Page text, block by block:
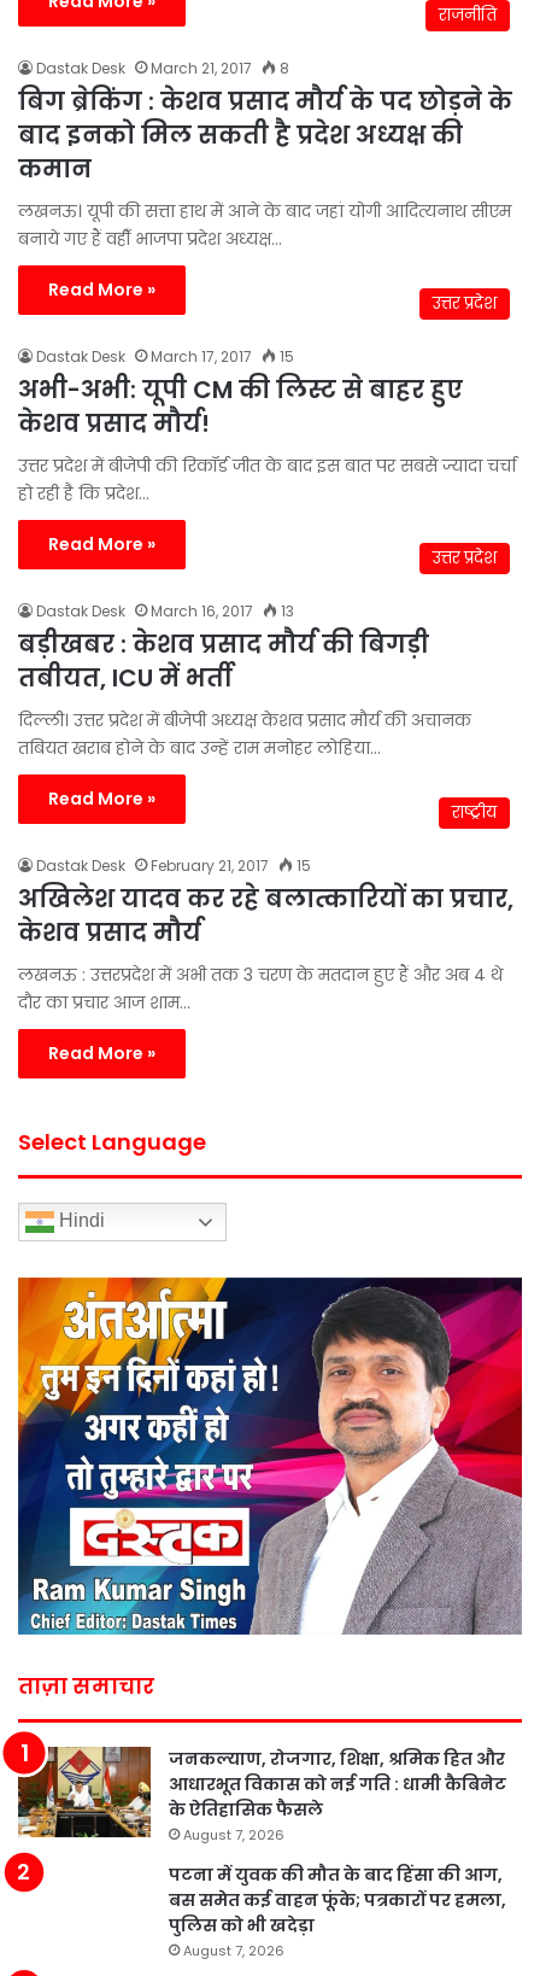
राजनीति
Dastak Desk March 21, 2017 8
बिग ब्रेकिंग : केशव प्रसाद मौर्य के पद छोड़ने के
बाद इनको मिल सकती है प्रदेश अध्यक्ष की
कमान
लखनऊ। यूपी की सत्ता हाथ में आने के बाद जहां योगी आदित्यनाथ सीएम
बनाये गए हैं वहीँ भाजपा प्रदेश अध्यक्ष…
Read More »
उत्तर प्रदेश
Dastak Desk March 17, 2017 15
अभी-अभी: यूपी CM की लिस्ट से बाहर हुए
केशव प्रसाद मौर्य!
उत्तर प्रदेश में बीजेपी की रिकॉर्ड जीत के बाद इस बात पर सबसे ज्यादा चर्चा
हो रही है कि प्रदेश…
Read More »
उत्तर प्रदेश
Dastak Desk March 16, 2017 13
बड़ीखबर : केशव प्रसाद मौर्य की बिगड़ी
तबीयत, ICU में भर्ती
दिल्ली। उत्तर प्रदेश में बीजेपी अध्यक्ष केशव प्रसाद मौर्य की अचानक
तबियत खराब होने के बाद उन्हें राम मनोहर लोहिया…
Read More »
राष्ट्रीय
Dastak Desk February 21, 2017 15
अखिलेश यादव कर रहे बलात्कारियों का प्रचार,
केशव प्रसाद मौर्य
लखनऊ : उत्तरप्रदेश में अभी तक 3 चरण के मतदान हुए हैं और अब 4 थे
दौर का प्रचार आज शाम…
Read More »
Select Language
Hindi
ताज़ा समाचार
जनकल्याण, रोजगार, शिक्षा, श्रमिक हित और
आधारभूत विकास को नई गति : धामी कैबिनेट
के ऐतिहासिक फैसले
August 7, 2026
पटना में युवक की मौत के बाद हिंसा की आग,
बस समेत कई वाहन फूंके; पत्रकारों पर हमला,
पुलिस को भी खदेड़ा
August 7, 2026